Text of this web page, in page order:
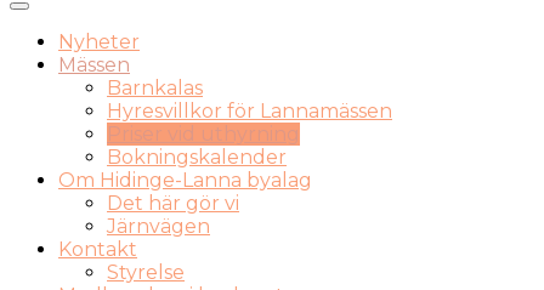
Nyheter
Mässen
Barnkalas
Hyresvillkor för Lannamässen
Priser vid uthyrning
Bokningskalender
Om Hidinge-Lanna byalag
Det här gör vi
Järnvägen
Kontakt
Styrelse